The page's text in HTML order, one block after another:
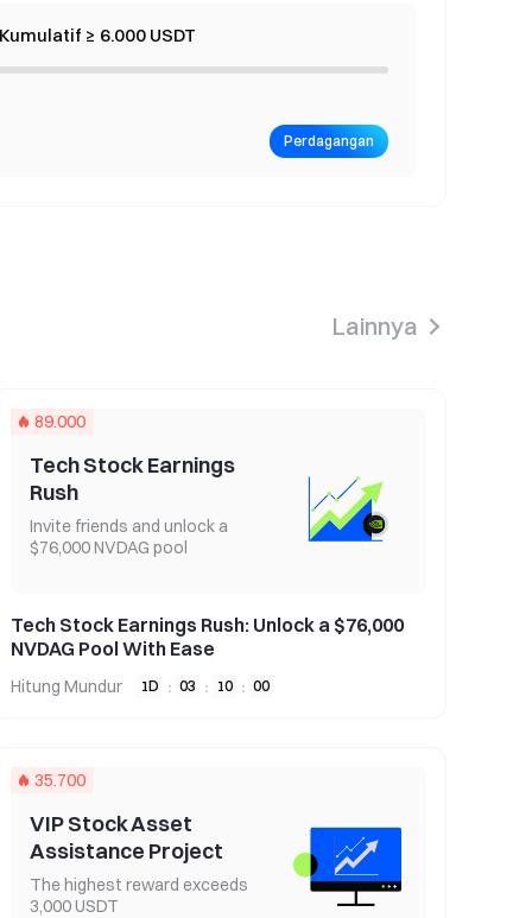
Draw
USDT in rewards
≥ 6.000 USDT
Perdagangan
Lainnya
89.000
Tech Stock Earnings
Rush
Invite friends and unlock a
$76,000 NVDAG pool
Tech Stock Earnings Rush: Unlock a $76,000
NVDAG Pool With Ease
Hitung Mundur 1D : 03 : 10 : 00
35.700
VIP Stock Asset
Assistance Project
The highest reward exceeds
3,000 USDT